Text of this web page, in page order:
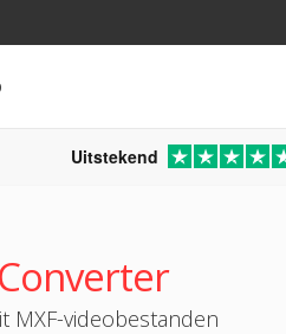
Uitstekend
MXF-videobestanden